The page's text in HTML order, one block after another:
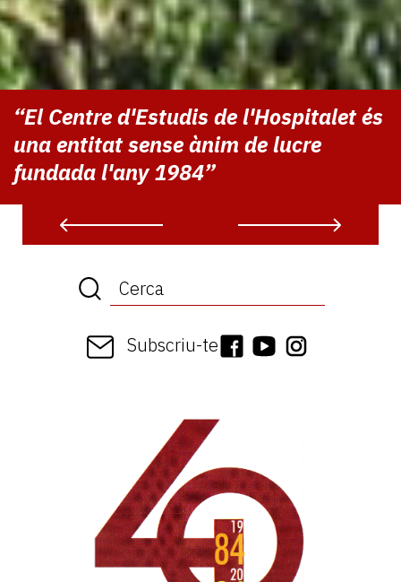
“El Centre d'Estudis de l'Hospitalet és
una entitat sense ànim de lucre
fundada l'any 1984”
Subscriu-te